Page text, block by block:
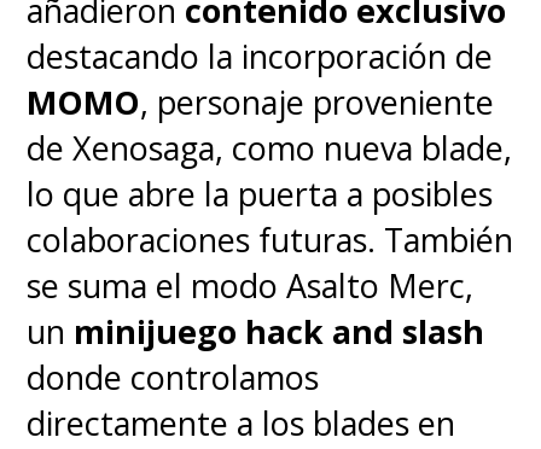
explorarlo, "Secret Invasion"
obtiene sus mejores
momentos. Entramos en su
vida de una forma inédita,
presentándonos al "Fury" que
jamás vimos de verdad. Si
creían que conocíamos todos
sus secretos, estábamos muy
equivocados.
añadieron contenido exclusivo
destacando la incorporación de
MOMO, personaje proveniente
de Xenosaga, como nueva blade,
lo que abre la puerta a posibles
colaboraciones futuras. También
se suma el modo Asalto Merc,
un minijuego hack and slash
donde controlamos
directamente a los blades en